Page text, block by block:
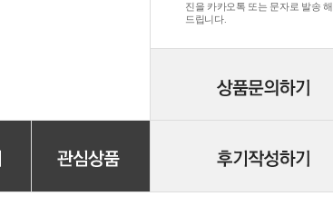
진을 카카오톡 또는 문자로 발송 해
드립니다.